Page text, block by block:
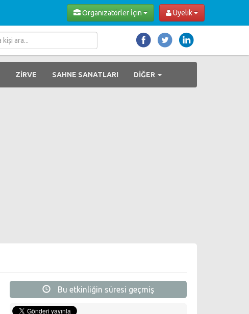
Üyelik
Organizatörler İçin
ZİRVE SAHNE SANATLARI DİĞER
Bu etkinliğin süresi geçmiş